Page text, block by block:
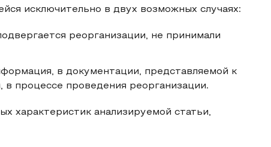
исключительно в двух возможных случаях:
реорганизации, не принимали
в документации, представляемой к
в процессе проведения реорганизации.
характеристик анализируемой статьи,